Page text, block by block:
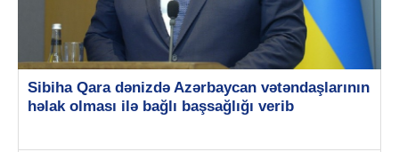
Sibiha Qara dənizdə Azərbaycan vətəndaşlarının
həlak olması ilə bağlı başsağlığı verib